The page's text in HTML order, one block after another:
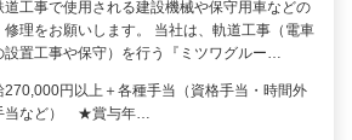
道工事で使用される建設機械や保守用車などの
修理をお願いします。 当社は、軌道工事（電車
設置工事や保守）を行う『ミツワグルー…
270,000円以上＋各種手当（資格手当・時間外
当など） ★賞与年…